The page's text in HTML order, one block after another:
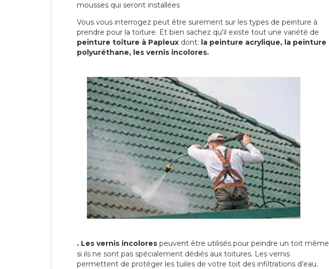
mousses qui seront installées
Vous vous interrogez peut être surement sur les types de peinture à
prendre pour la toiture. Et bien sachez qu'il existe tout une variété de
peinture toiture à Papleux dont: la peinture acrylique, la peinture
polyuréthane, les vernis incolores.
. Les vernis incolores peuvent être utilisés pour peindre un toit même
si ils ne sont pas spécialement dédiés aux toitures. Les vernis
permettent de protéger les tuiles de votre toit des infiltrations d’eau.